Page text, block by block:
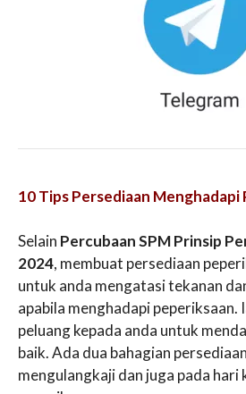
10 Tips Persediaan Menghadapi
Selain Percubaan SPM Prinsip
2024, membuat persediaan
untuk anda mengatasi tekanan
apabila menghadapi peperiksaan.
peluang kepada anda untuk
baik. Ada dua bahagian
mengulangkaji dan juga pada hari